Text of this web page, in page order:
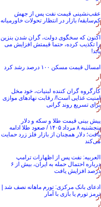
عقب‌نشینی قیمت نفت پس از جهش
کم‌سابقه/ بازار در انتظار تحولات خاورمیانه
اکنون که سخگوی دولت، گران شدن بنزین
را تکذیب کرده، حتما قیمتش افزایش می
یابد!
امسال قیمت مسکن ۱۰۰ درصد رشد کرد
کارگروه گران کننده لبنیات، خود مخل
امنیت غذایی است!/ رقابت نهاد‌های موازی
برای تسریع روند گرانی
پیش ‌بینی قیمت طلا و سکه و دلار
پنجشنبه ۸ مرداد ۱۴۰۵ / صعود طلا ادامه
یافت؛ دلار همچنان از بازار فلز زرد حمایت
می‌کند
العربیه: نفت پس از اظهارات ترامپ
درباره احتمال حمله به ایران، بیش از ۶
درصد افزایش یافت
ادعای بانک مرکزی: تورم ماهانه نصف شد |
ترمز تورم یا بازی با آمار